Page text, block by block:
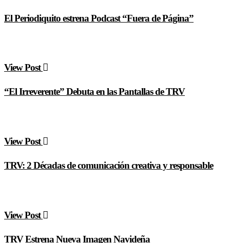
El Periodiquito estrena Podcast “Fuera de Página”
View Post
“El Irreverente” Debuta en las Pantallas de TRV
View Post
TRV: 2 Décadas de comunicación creativa y responsable
View Post
TRV Estrena Nueva Imagen Navideña